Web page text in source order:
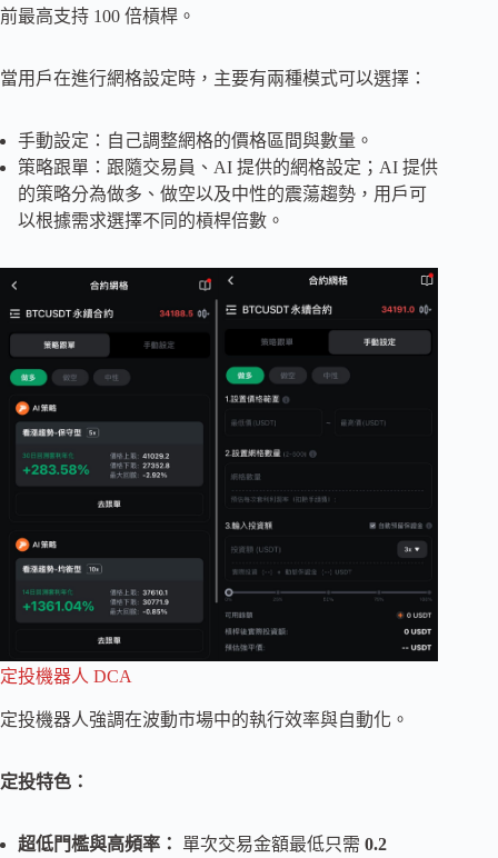
前最高支持 100 倍槓桿。
當用戶在進行網格設定時，主要有兩種模式可以選擇：
手動設定：自己調整網格的價格區間與數量。
策略跟單：跟隨交易員、AI 提供的網格設定；AI 提供
的策略分為做多、做空以及中性的震蕩趨勢，用戶可
以根據需求選擇不同的槓桿倍數。
定投機器人 DCA
定投機器人強調在波動市場中的執行效率與自動化。
定投特色：
超低門檻與高頻率： 單次交易金額最低只需 0.2